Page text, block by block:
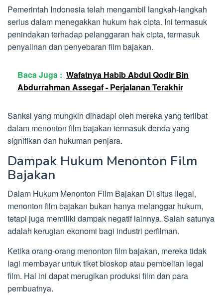
Pemerintah Indonesia telah mengambil langkah-langkah
serius dalam menegakkan hukum hak cipta. Ini termasuk
penindakan terhadap pelanggaran hak cipta, termasuk
penyalinan dan penyebaran film bajakan.
Baca Juga : Wafatnya Habib Abdul Qodir Bin
Abdurrahman Assegaf - Perjalanan Terakhir
Sanksi yang mungkin dihadapi oleh mereka yang terlibat
dalam menonton film bajakan termasuk denda yang
signifikan dan hukuman penjara.
Dampak Hukum Menonton Film
Bajakan
Dalam Hukum Menonton Film Bajakan Di situs Ilegal,
menonton film bajakan bukan hanya melanggar hukum,
tetapi juga memiliki dampak negatif lainnya. Salah satunya
adalah kerugian ekonomi bagi industri perfilman.
Ketika orang-orang menonton film bajakan, mereka tidak
lagi membayar untuk tiket bioskop atau pembelian legal
film. Hal ini dapat merugikan produksi film dan para
pembuatnya.